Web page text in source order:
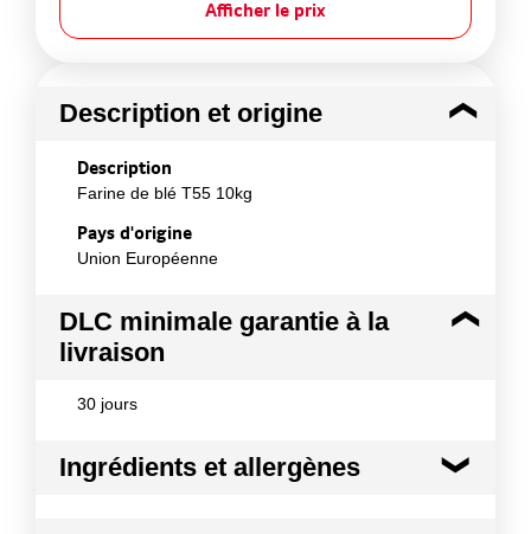
Afficher le prix
Description et origine
Description
Farine de blé T55 10kg
Pays d'origine
Union Européenne
DLC minimale garantie à la
livraison
30 jours
Ingrédients et allergènes